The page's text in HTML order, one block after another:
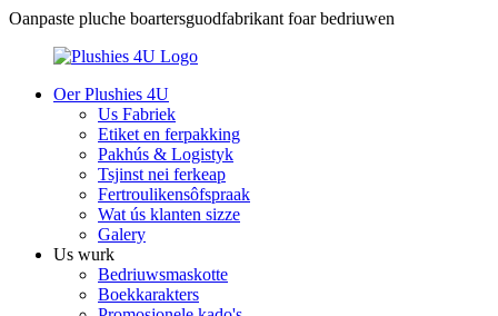
Oanpaste pluche boartersguodfabrikant foar bedriuwen
Oer Plushies 4U
Us Fabriek
Etiket en ferpakking
Pakhús & Logistyk
Tsjinst nei ferkeap
Fertroulikensôfspraak
Wat ús klanten sizze
Galery
Us wurk
Bedriuwsmaskotte
Boekkarakters